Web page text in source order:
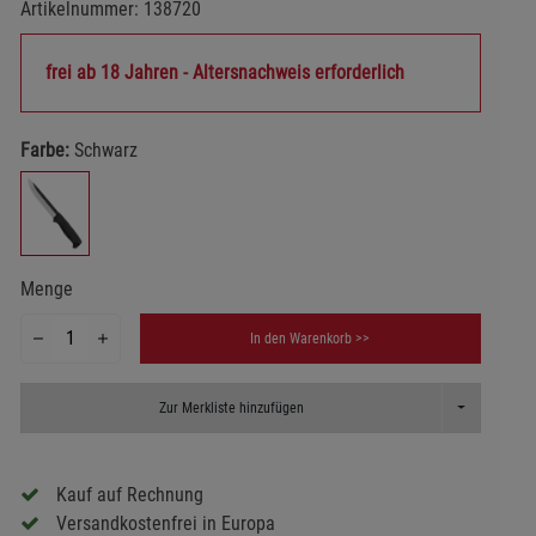
Artikelnummer: 138720
frei ab 18 Jahren - Altersnachweis erforderlich
Farbe:Schwarz
Menge
In den Warenkorb >>
Zur Merkliste hinzufügen Toggle
Kauf auf Rechnung
Versandkostenfrei in Europa